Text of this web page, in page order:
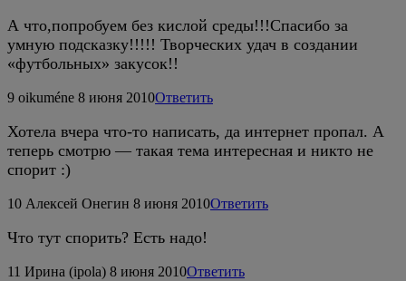
А что,попробуем без кислой среды!!!Спасибо за
умную подсказку!!!!! Творческих удач в создании
«футбольных» закусок!!
9 oikuméne 8 июня 2010Ответить
Хотела вчера что-то написать, да интернет пропал. А
теперь смотрю — такая тема интересная и никто не
спорит :)
10 Алексей Онегин 8 июня 2010Ответить
Что тут спорить? Есть надо!
11 Ирина (ipola) 8 июня 2010Ответить